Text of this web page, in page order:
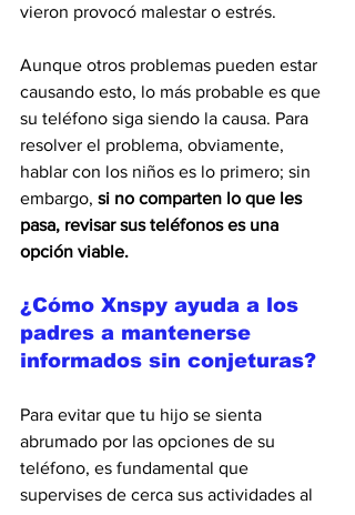
vieron provocó malestar o estrés.
Aunque otros problemas pueden estar
causando esto, lo más probable es que
su teléfono siga siendo la causa. Para
resolver el problema, obviamente,
hablar con los niños es lo primero; sin
embargo, si no comparten lo que les
pasa, revisar sus teléfonos es una
opción viable.
¿Cómo Xnspy ayuda a los
padres a mantenerse
informados sin conjeturas?
Para evitar que tu hijo se sienta
abrumado por las opciones de su
teléfono, es fundamental que
supervises de cerca sus actividades al